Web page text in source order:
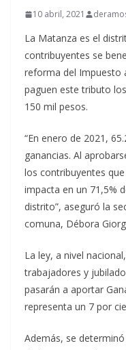
10 abril, 2021
La Matanza es el
contribuyentes se
reforma del Impuesto
paguen este tributo
150 mil pesos.
“En enero de 2021,
ganancias. Al
los contribuyentes
impacta en un 71,5%
distrito”, aseguró la
comuna, Débora
La ley, a nivel
trabajadores y
pasarán a aportar
representa un 7 por
Además, se